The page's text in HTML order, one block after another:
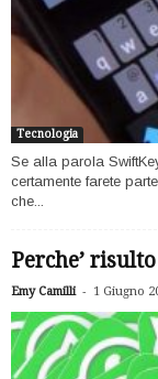
Tecnologia
Se alla parola
certamente farete
che...
Perche’
Emy Camilli - 1 Giugno